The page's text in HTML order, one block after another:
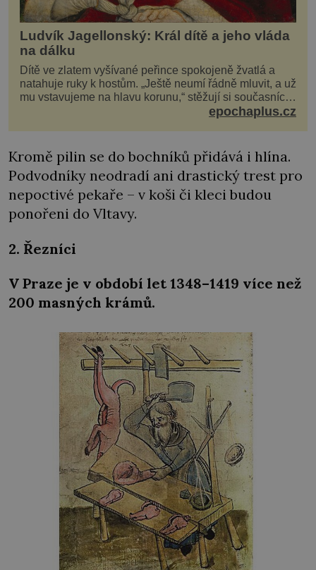
Ludvík Jagellonský: Král dítě a jeho vláda
na dálku
Dítě ve zlatem vyšívané peřince spokojeně žvatlá a
natahuje ruky k hostům. „Ještě neumí řádně mluvit, a už
mu vstavujeme na hlavu korunu,“ stěžují si současníci,
pro které je k neuvěření, že droboučký princ se dnes
epochaplus.cz
Kromě pilin se do bochníků přidává i hlína.
Podvodníky neodradí ani drastický trest pro
nepoctivé pekaře – v koši či kleci budou
ponořeni do Vltavy.
2. Řezníci
V Praze je v období let 1348–1419 více než
200 masných krámů.